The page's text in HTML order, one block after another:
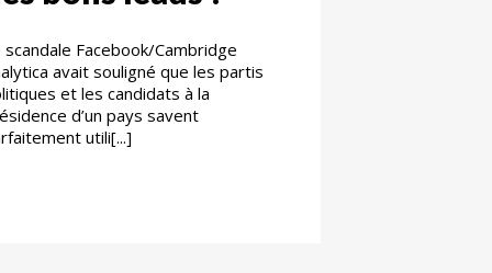
scandale Facebook/Cambridge
avait souligné que les partis
et les candidats à la
d’un pays savent
utili[...]